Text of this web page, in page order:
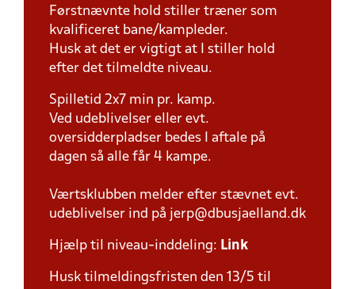
Førstnævnte hold stiller træner som
kvalificeret bane/kampleder.
Husk at det er vigtigt at I stiller hold
efter det tilmeldte niveau.
Spilletid 2x7 min pr. kamp.
Ved udeblivelser eller evt.
oversidderpladser bedes I aftale på
dagen så alle får 4 kampe.
Værtsklubben melder efter stævnet evt.
udeblivelser ind på jerp@dbusjaelland.dk
Hjælp til niveau-inddeling: Link
Husk tilmeldingsfristen den 13/5 til